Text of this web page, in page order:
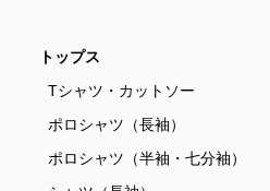
トップス
Tシャツ・カットソー
ポロシャツ（長袖）
ポロシャツ（半袖・七分袖）